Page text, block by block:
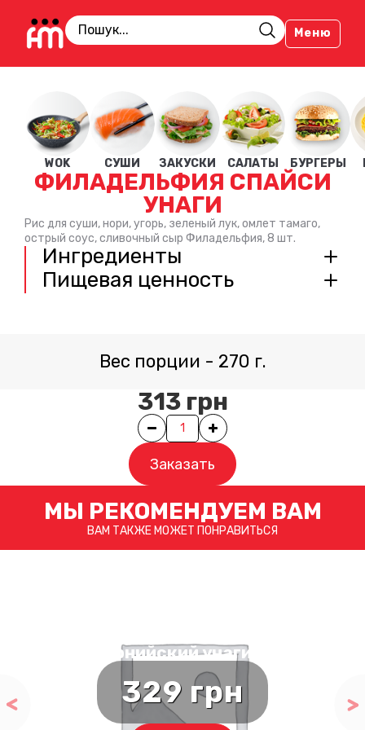
Меню
WOK СУШИ ЗАКУСКИ САЛАТЫ БУРГЕРЫ
ФИЛАДЕЛЬФИЯ СПАЙСИ
УНАГИ
Рис для суши, нори, угорь, зеленый лук, омлет тамаго,
острый соус, сливочный сыр Филадельфия, 8 шт.
Ингредиенты
Пищевая ценность
Вес порции - 270 г.
313 грн
Quantity
Заказать
МЫ РЕКОМЕНДУЕМ ВАМ
ВАМ ТАКЖЕ МОЖЕТ ПОНРАВИТЬСЯ
Калифорнийский унаги с угрем
329 грн